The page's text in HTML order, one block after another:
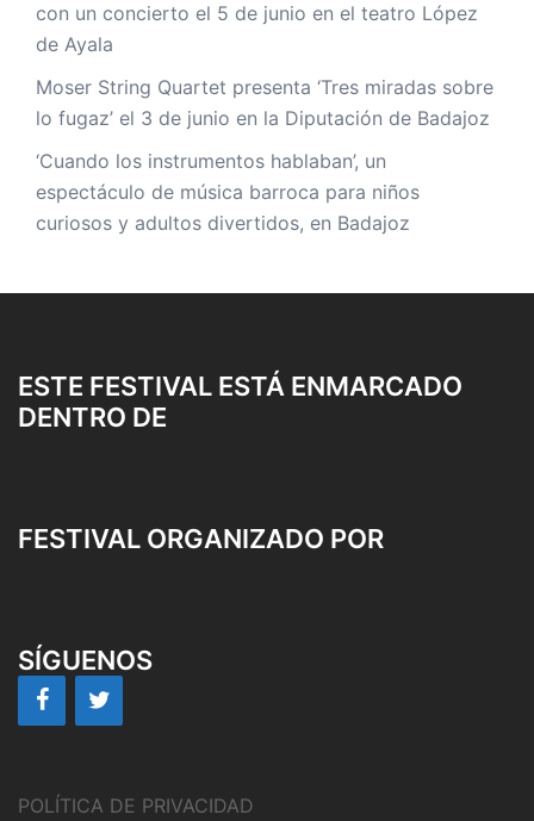
con un concierto el 5 de junio en el teatro López
de Ayala
Moser String Quartet presenta ‘Tres miradas sobre
lo fugaz’ el 3 de junio en la Diputación de Badajoz
‘Cuando los instrumentos hablaban’, un
espectáculo de música barroca para niños
curiosos y adultos divertidos, en Badajoz
ESTE FESTIVAL ESTÁ ENMARCADO
DENTRO DE
FESTIVAL ORGANIZADO POR
SÍGUENOS
POLÍTICA DE PRIVACIDAD